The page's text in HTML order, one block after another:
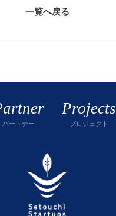
一覧へ戻る
パートナー
Projects
プロジェクト